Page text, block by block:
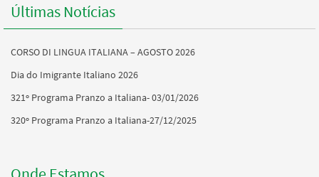
Últimas Notícias
CORSO DI LINGUA ITALIANA – AGOSTO 2026
Dia do Imigrante Italiano 2026
321º Programa Pranzo a Italiana- 03/01/2026
320º Programa Pranzo a Italiana-27/12/2025